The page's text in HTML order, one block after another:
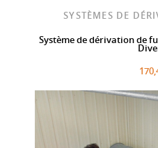
SYSTÈMES DE
Système de dérivation de